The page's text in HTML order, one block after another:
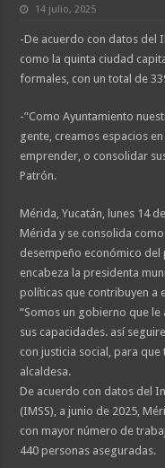
14 julio, 2025
-De acuerdo con datos del
como la quinta ciudad
formales, con un total de
-”Como Ayuntamiento
gente, creamos espacios
emprender, o consolidar
Patrón.
Mérida, Yucatán, lunes 14
Mérida y se consolida
desempeño económico del
encabeza la presidenta
políticas que contribuyen a
“Somos un gobierno que
sus capacidades. así
con justicia social, para
alcaldesa.
De acuerdo con datos del
(IMSS), a junio de 2025,
con mayor número de
440 personas aseguradas.